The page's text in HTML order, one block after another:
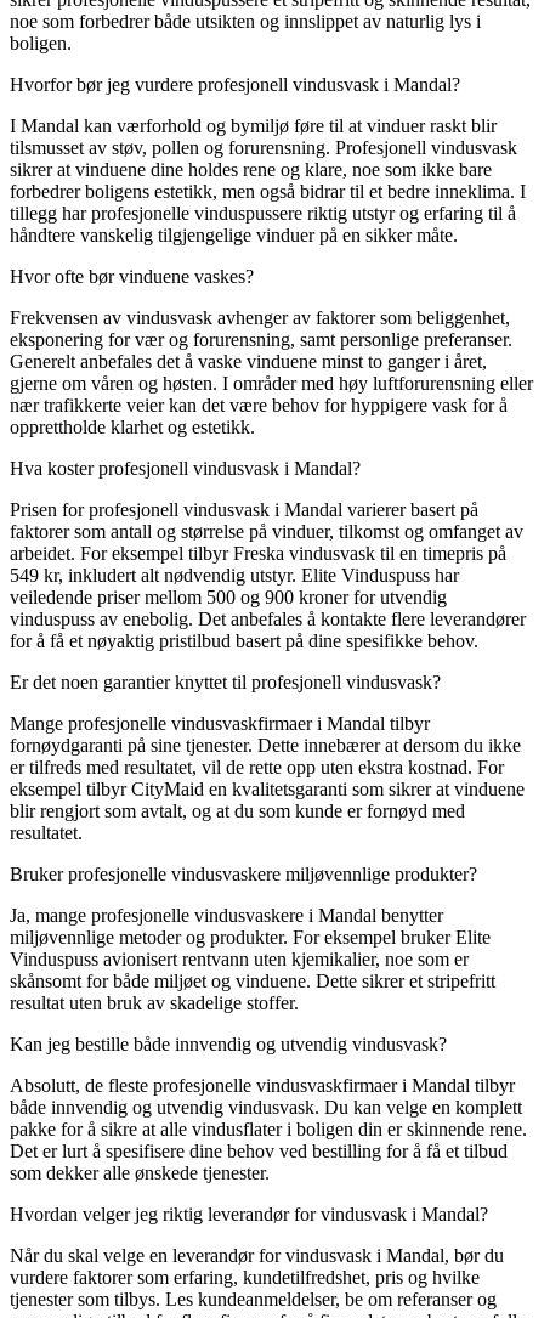
noe som forbedrer både utsikten og innslippet av naturlig lys i
boligen.
Hvorfor bør jeg vurdere profesjonell vindusvask i Mandal?
I Mandal kan værforhold og bymiljø føre til at vinduer raskt blir
tilsmusset av støv, pollen og forurensning. Profesjonell vindusvask
sikrer at vinduene dine holdes rene og klare, noe som ikke bare
forbedrer boligens estetikk, men også bidrar til et bedre inneklima. I
tillegg har profesjonelle vinduspussere riktig utstyr og erfaring til å
håndtere vanskelig tilgjengelige vinduer på en sikker måte.
Hvor ofte bør vinduene vaskes?
Frekvensen av vindusvask avhenger av faktorer som beliggenhet,
eksponering for vær og forurensning, samt personlige preferanser.
Generelt anbefales det å vaske vinduene minst to ganger i året,
gjerne om våren og høsten. I områder med høy luftforurensning eller
nær trafikkerte veier kan det være behov for hyppigere vask for å
opprettholde klarhet og estetikk.
Hva koster profesjonell vindusvask i Mandal?
Prisen for profesjonell vindusvask i Mandal varierer basert på
faktorer som antall og størrelse på vinduer, tilkomst og omfanget av
arbeidet. For eksempel tilbyr Freska vindusvask til en timepris på
549 kr, inkludert alt nødvendig utstyr. Elite Vinduspuss har
veiledende priser mellom 500 og 900 kroner for utvendig
vinduspuss av enebolig. Det anbefales å kontakte flere leverandører
for å få et nøyaktig pristilbud basert på dine spesifikke behov.
Er det noen garantier knyttet til profesjonell vindusvask?
Mange profesjonelle vindusvaskfirmaer i Mandal tilbyr
fornøydgaranti på sine tjenester. Dette innebærer at dersom du ikke
er tilfreds med resultatet, vil de rette opp uten ekstra kostnad. For
eksempel tilbyr CityMaid en kvalitetsgaranti som sikrer at vinduene
blir rengjort som avtalt, og at du som kunde er fornøyd med
resultatet.
Bruker profesjonelle vindusvaskere miljøvennlige produkter?
Ja, mange profesjonelle vindusvaskere i Mandal benytter
miljøvennlige metoder og produkter. For eksempel bruker Elite
Vinduspuss avionisert rentvann uten kjemikalier, noe som er
skånsomt for både miljøet og vinduene. Dette sikrer et stripefritt
resultat uten bruk av skadelige stoffer.
Kan jeg bestille både innvendig og utvendig vindusvask?
Absolutt, de fleste profesjonelle vindusvaskfirmaer i Mandal tilbyr
både innvendig og utvendig vindusvask. Du kan velge en komplett
pakke for å sikre at alle vindusflater i boligen din er skinnende rene.
Det er lurt å spesifisere dine behov ved bestilling for å få et tilbud
som dekker alle ønskede tjenester.
Hvordan velger jeg riktig leverandør for vindusvask i Mandal?
Når du skal velge en leverandør for vindusvask i Mandal, bør du
vurdere faktorer som erfaring, kundetilfredshet, pris og hvilke
tjenester som tilbys. Les kundeanmeldelser, be om referanser og